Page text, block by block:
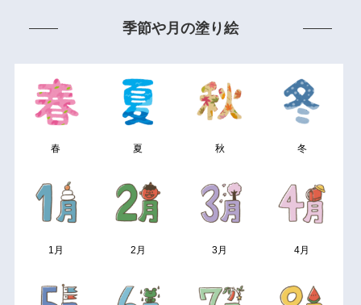
季節や月の塗り絵
春 夏 秋 冬
1月 2月 3月 4月